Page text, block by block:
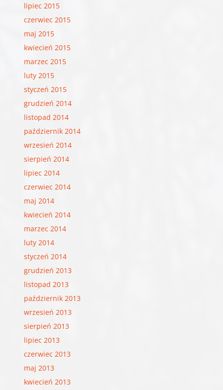
lipiec 2015
czerwiec 2015
maj 2015
kwiecień 2015
marzec 2015
luty 2015
styczeń 2015
grudzień 2014
listopad 2014
październik 2014
wrzesień 2014
sierpień 2014
lipiec 2014
czerwiec 2014
maj 2014
kwiecień 2014
marzec 2014
luty 2014
styczeń 2014
grudzień 2013
listopad 2013
październik 2013
wrzesień 2013
sierpień 2013
lipiec 2013
czerwiec 2013
maj 2013
kwiecień 2013